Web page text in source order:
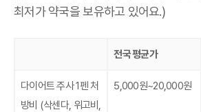
최저가 약국을 보유하고 있어요.)
전국 평균가
다이어트 주사 1펜 처
방비 (삭센다, 위고비,
5,000원~20,000원